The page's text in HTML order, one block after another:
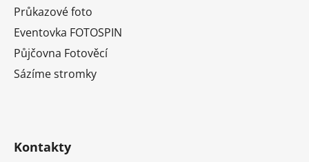
Průkazové foto
Eventovka FOTOSPIN
Půjčovna Fotověcí
Sázíme stromky
Kontakty